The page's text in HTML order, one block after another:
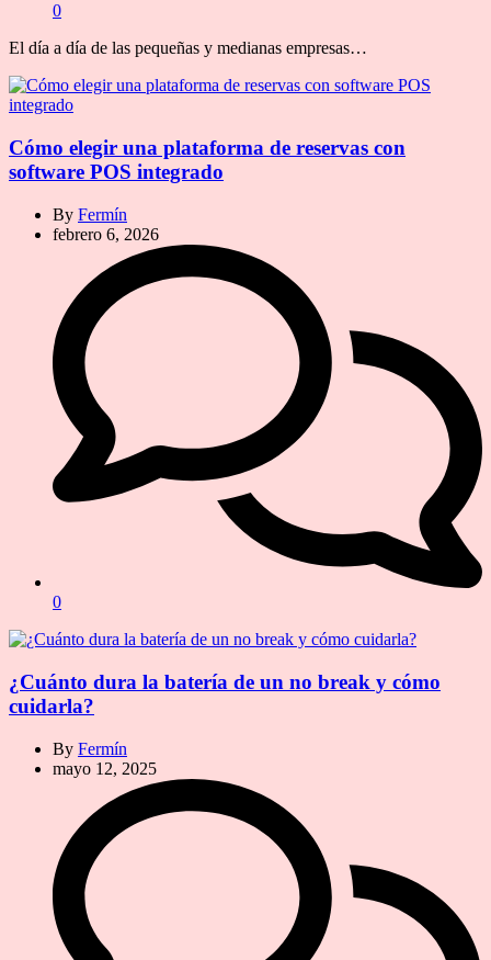
0
El día a día de las pequeñas y medianas empresas…
Cómo elegir una plataforma de reservas con
software POS integrado
By Fermín
febrero 6, 2026
0
¿Cuánto dura la batería de un no break y cómo
cuidarla?
By Fermín
mayo 12, 2025